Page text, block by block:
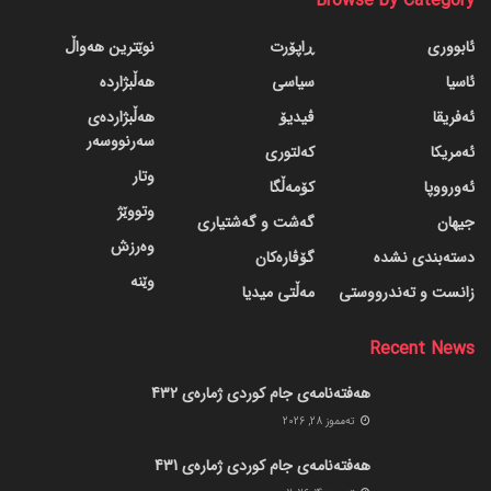
ئابووری
ئاسیا
ئەفریقا
ئەمریکا
ئەورووپا
جیهان
دسته‌بندی نشده
زانست و تەندرووستی
ڕاپۆرت
سیاسی
ڤیدیۆ
کەلتوری
کۆمەڵگا
گه‌شت و گه‌شتیاری
گۆڤاره‌کان
مەڵتی میدیا
نوێترین هەواڵ
هەڵبژاردە
هەڵبژاردەی
سەرنووسەر
وتار
وتووێژ
وەرزش
وێنە
Recent News
هەفتەنامەی جام کوردی ژمارەی 432
ته‌مموز 28, 2026
هەفتەنامەی جام کوردی ژمارەی 431